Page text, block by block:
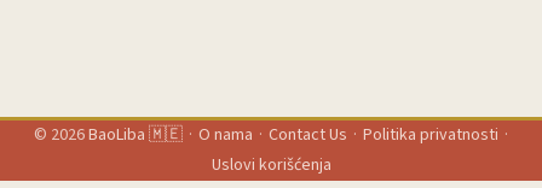
© 2026BaoLiba 🇲🇪 · O nama · Contact Us · Politika privatnosti ·
Uslovi korišćenja